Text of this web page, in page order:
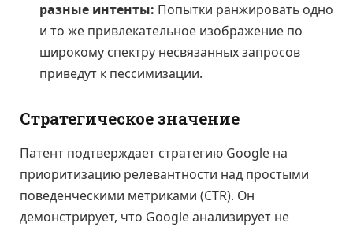
разные интенты: Попытки ранжировать одно
и то же привлекательное изображение по
широкому спектру несвязанных запросов
приведут к пессимизации.
Стратегическое значение
Патент подтверждает стратегию Google на
приоритизацию релевантности над простыми
поведенческими метриками (CTR). Он
демонстрирует, что Google анализирует не